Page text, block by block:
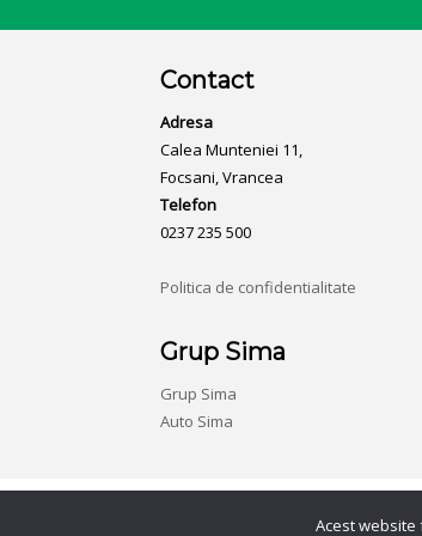
Contact
Adresa
Calea Munteniei 11,
Focsani, Vrancea
Telefon
0237 235 500
Politica de confidentialitate
Grup Sima
Grup Sima
Auto Sima
Acest website